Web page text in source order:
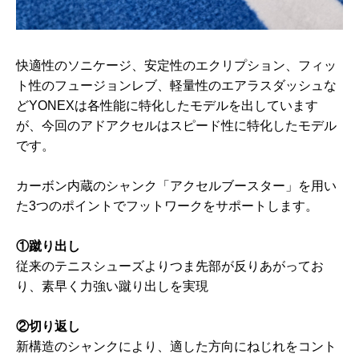
快適性のソニケージ、安定性のエクリプション、フィッ
ト性のフュージョンレブ、軽量性のエアラスダッシュな
どYONEXは各性能に特化したモデルを出しています
が、今回のアドアクセルはスピード性に特化したモデル
です。
カーボン内蔵のシャンク「アクセルブースター」を用い
た3つのポイントでフットワークをサポートします。
①蹴り出し
従来のテニスシューズよりつま先部が反りあがってお
り、素早く力強い蹴り出しを実現
②切り返し
新構造のシャンクにより、適した方向にねじれをコント